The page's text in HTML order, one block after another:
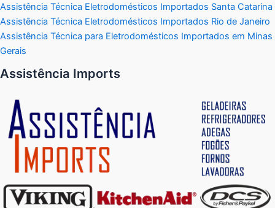
Assistência Técnica Eletrodomésticos Importados Santa Catarina
Assistência Técnica Eletrodomésticos Importados Rio de Janeiro
Assistência Técnica para Eletrodomésticos Importados em Minas
Gerais
Assistência Imports